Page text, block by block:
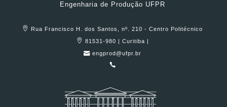
Engenharia de Produção UFPR
Rua Francisco H. dos Santos, nº. 210 - Centro Politécnico
81531-980 | Curitiba |
engprod@ufpr.br